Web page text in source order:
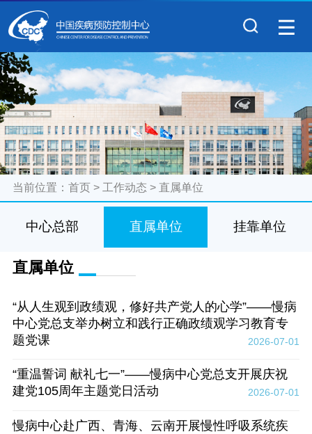
当前位置： 首页> 工作动态 > 直属单位
中心总部 直属单位 挂靠单位
直属单位
“从人生观到政绩观，修好共产党人的心学”——慢病
中心党总支举办树立和践行正确政绩观学习教育专
题党课
2026-07-01
“重温誓词 献礼七一”——慢病中心党总支开展庆祝
建党105周年主题党日活动
2026-07-01
慢病中心赴广西、青海、云南开展慢性呼吸系统疾